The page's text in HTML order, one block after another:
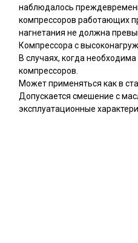
наблюдалось
компрессоров работающих
нагнетания не должна
Компрессора с
В случаях, когда
компрессоров.
Может применяться как в
Допускается смешение с
эксплуатационные